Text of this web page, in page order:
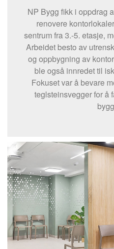
NP Bygg fikk i oppdrag
renovere
sentrum fra 3.-5. etasje,
Arbeidet besto av
og oppbygning av
ble også innredet til
Fokuset var å bevare
teglsteinsvegger for å